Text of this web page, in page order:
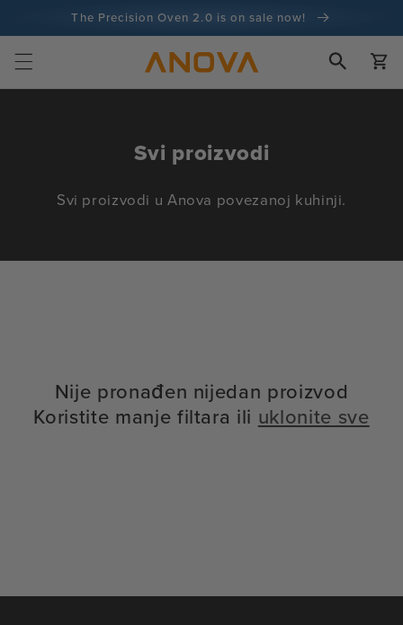
na sadržajThe Precision Oven 2.0 is on sale now!
100-dnevno jamstvo povrata novca
100+ milijuna kuhara i broji
Kola
Z
i
k
Svi proizvodi
Svi proizvodi u Anova povezanoj kuhinji.
Nije pronađen nijedan proizvod
Koristite manje filtara ili uklonite sve